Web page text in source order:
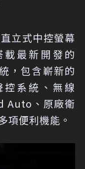
立式中控螢幕
載最新開發的
，包含嶄新的
系統、無線
Auto、原廠衛
項便利機能。